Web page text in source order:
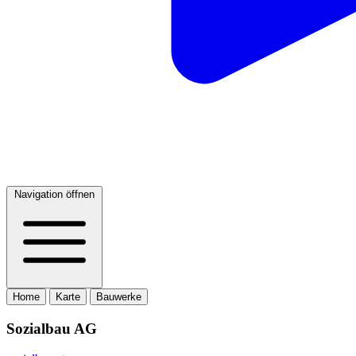
Navigation öffnen
Home Karte Bauwerke
Sozialbau AG